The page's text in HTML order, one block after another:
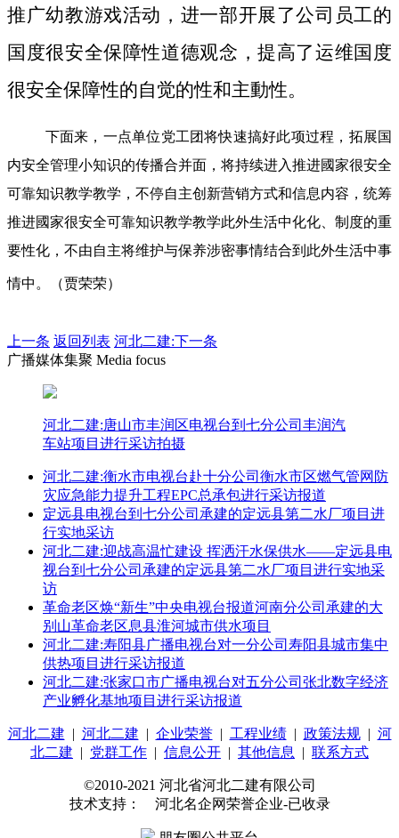
推广幼教游戏活动，进一部开展了公司员工的
国度很安全保障性道德观念，提高了运维国度
很安全保障性的自觉的性和主動性。
下面来，一点单位党工团将快速搞好此项过程，拓展国
内安全管理小知识的传播合并面，将持续进入推进國家很安全
可靠知识教学教学，不停自主创新营销方式和信息内容，统筹
推进國家很安全可靠知识教学教学此外生活中化化、制度的重
要性化，不由自主将维护与保养涉密事情结合到此外生活中事
情中。（贾荣荣）
上一条 返回列表 河北二建:下一条
广播媒体集聚 Media focus
河北二建:唐山市丰润区电视台到七分公司丰润汽
车站项目进行采访拍摄
河北二建:衡水市电视台赴十分公司衡水市区燃气管网防
灾应急能力提升工程EPC总承包进行采访报道
定远县电视台到七分公司承建的定远县第二水厂项目进
行实地采访
河北二建:迎战高温忙建设 挥洒汗水保供水——定远县电
视台到七分公司承建的定远县第二水厂项目进行实地采
访
革命老区焕“新生”中央电视台报道河南分公司承建的大
别山革命老区息县淮河城市供水项目
河北二建:寿阳县广播电视台对一分公司寿阳县城市集中
供热项目进行采访报道
河北二建:张家口市广播电视台对五分公司张北数字经济
产业孵化基地项目进行采访报道
河北二建 | 河北二建 | 企业荣誉| 工程业绩| 政策法规| 河
北二建 | 党群工作 | 信息公开 | 其他信息 | 联系方式
©2010-2021 河北省河北二建有限公司
技术支持： 河北名企网荣誉企业-已收录